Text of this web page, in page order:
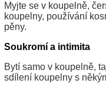
Myjte se v koupelně,
koupelny, používání
pěny.
Soukromí a intimita
Bytí samo v koupelně,
sdílení koupelny s